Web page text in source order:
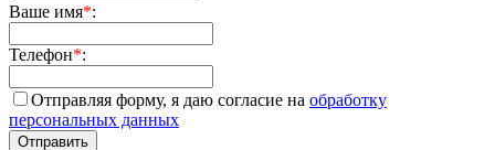
Ваше имя*:
Телефон*:
Отправляя форму, я даю согласие на обработку
персональных данных